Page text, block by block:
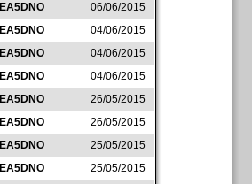
EA5DNO
06/06/2015
EA5DNO
04/06/2015
EA5DNO
04/06/2015
EA5DNO
04/06/2015
EA5DNO
26/05/2015
EA5DNO
26/05/2015
EA5DNO
25/05/2015
EA5DNO
25/05/2015